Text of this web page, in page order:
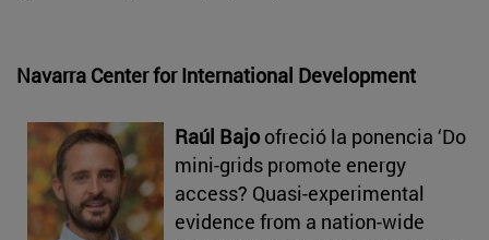
Navarra Center for International Development
Raúl Bajo ofreció la ponencia ‘Do
mini-grids promote energy
access? Quasi-experimental
evidence from a nation-wide